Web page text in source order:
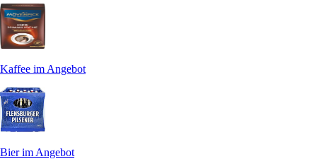
Kaffee im Angebot
Bier im Angebot